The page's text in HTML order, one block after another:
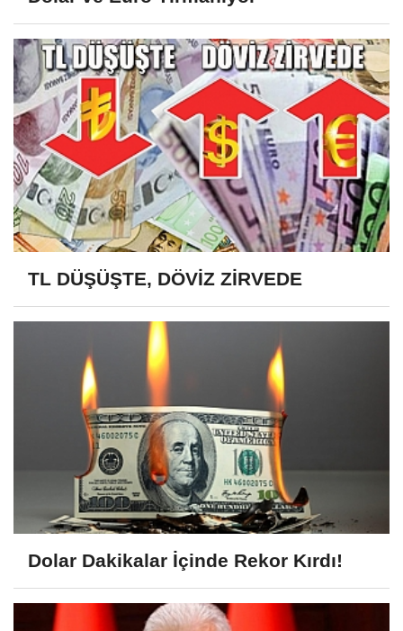
TL DÜŞÜŞTE, DÖVİZ ZİRVEDE
Dolar Dakikalar İçinde Rekor Kırdı!